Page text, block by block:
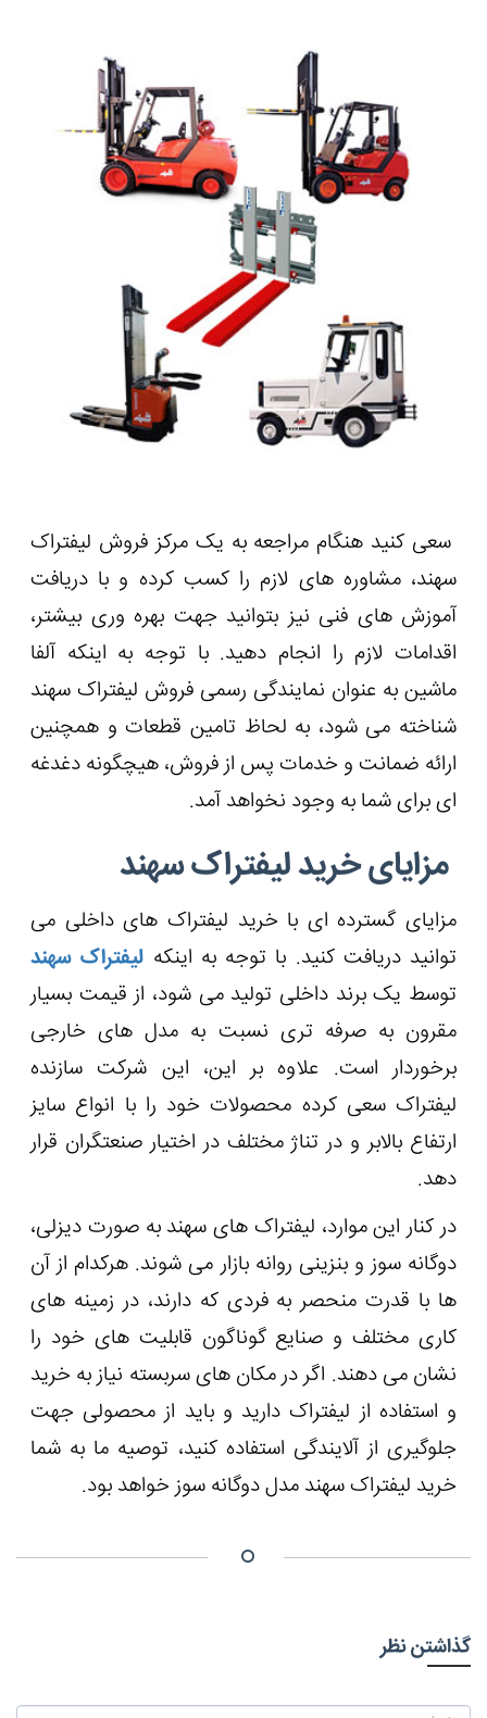
سعی کنید هنگام مراجعه به یک مرکز فروش لیفتراک
سهند، مشاوره های لازم را کسب کرده و با دریافت
آموزش های فنی نیز بتوانید جهت بهره وری بیشتر،
اقدامات لازم را انجام دهید. با توجه به اینکه آلفا
ماشین به عنوان نمایندگی رسمی فروش لیفتراک سهند
شناخته می شود، به لحاظ تامین قطعات و همچنین
ارائه ضمانت و خدمات پس از فروش، هیچگونه دغدغه
ای برای شما به وجود نخواهد آمد.
مزایای خرید لیفتراک سهند
مزایای گسترده ‌ای با خرید لیفتراک های داخلی می
توانید دریافت کنید. با توجه به اینکه لیفتراک سهند
توسط یک برند داخلی تولید می شود، از قیمت بسیار
مقرون به صرفه تری نسبت به مدل های خارجی
برخوردار است. علاوه بر این، این شرکت سازنده
لیفتراک سعی کرده محصولات خود را با انواع سایز
ارتفاع بالابر و در تناژ مختلف در اختیار صنعتگران قرار
دهد.
در کنار این موارد، لیفتراک های سهند به صورت دیزلی،
دوگانه سوز و بنزینی روانه بازار می ‌شوند. هرکدام از آن
ها با قدرت منحصر به فردی که دارند، در زمینه های
کاری مختلف و صنایع گوناگون قابلیت های خود را
نشان می دهند. اگر در مکان های سربسته نیاز به خرید
و استفاده از لیفتراک دارید و باید از محصولی جهت
جلوگیری از آلایندگی استفاده کنید، توصیه ما به شما
خرید لیفتراک سهند مدل دوگانه سوز خواهد بود.
گذاشتن نظر